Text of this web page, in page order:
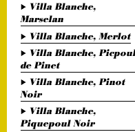
Villa Blanche,
Marselan
Villa Blanche, Merlot
Villa Blanche,
de Pinet
Villa Blanche, Pinot
Noir
Villa Blanche,
Piquepoul Noir